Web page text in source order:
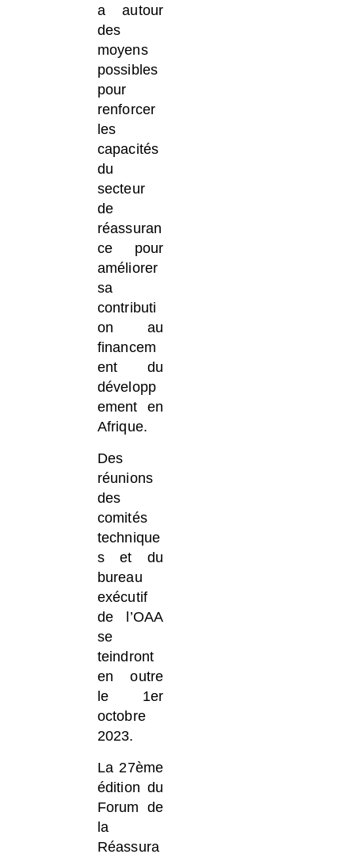
a autour
des
moyens
possibles
pour
renforcer
les
capacités
du
secteur
de
réassuran
ce pour
améliorer
sa
contributi
on au
financem
ent du
développ
ement en
Afrique.
Des
réunions
des
comités
technique
s et du
bureau
exécutif
de l’OAA
se
teindront
en outre
le 1er
octobre
2023.
La 27ème
édition du
Forum de
la
Réassura